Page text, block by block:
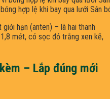
hợp lệ khi bay qua lưới Sân
hạn (anten) – là hai thanh
mét, có sọc đỏ trắng xen kẽ,
– Lắp đúng mới